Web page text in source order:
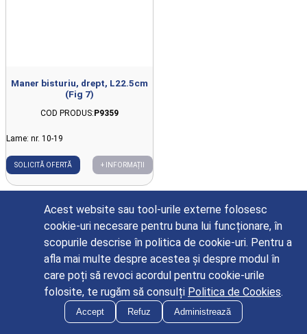
Maner bisturiu, drept, L22.5cm
(Fig 7)
COD PRODUS: P9359
Lame: nr. 10-19
SOLICITĂ OFERTĂ + INFORMAȚII
Acest website sau tool-urile externe folosesc
cookie-uri necesare pentru buna lui funcționare, în
scopurile descrise în politica de cookie-uri. Pentru a
afla mai multe despre acestea și despre modul în
care poți să revoci acordul pentru cookie-urile
folosite, te rugăm să consulți Politica de Cookies.
Accept Refuz Administrează